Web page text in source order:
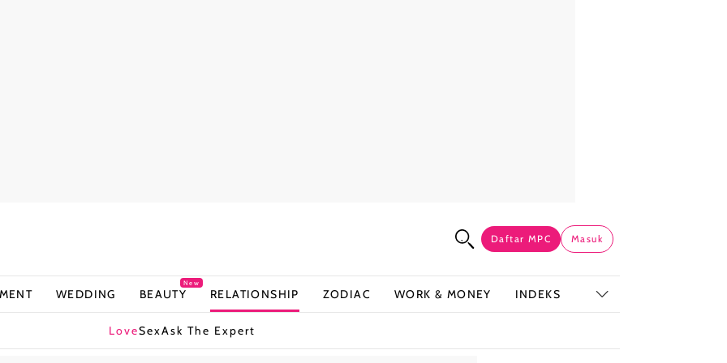
Daftar MPC Masuk
WEDDING BEAUTY
New
RELATIONSHIP ZODIAC WORK & MONEY INDEKS
LoveSexAsk The Expert